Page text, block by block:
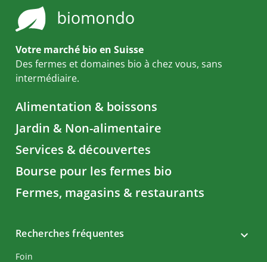
Votre marché bio en Suisse
Des fermes et domaines bio à chez vous, sans
intermédiaire.
Alimentation & boissons
Jardin & Non-alimentaire
Services & découvertes
Bourse pour les fermes bio
Fermes, magasins & restaurants
Recherches fréquentes
Foin